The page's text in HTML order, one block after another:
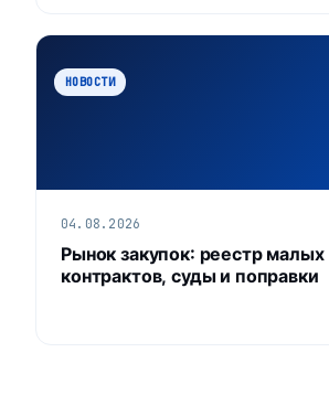
НОВОСТИ
04.08.2026
Рынок закупок: реестр малых
контрактов, суды и поправки